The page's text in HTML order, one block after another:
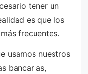
tener un
es que los
frecuentes.
usamos nuestros
bancarias,